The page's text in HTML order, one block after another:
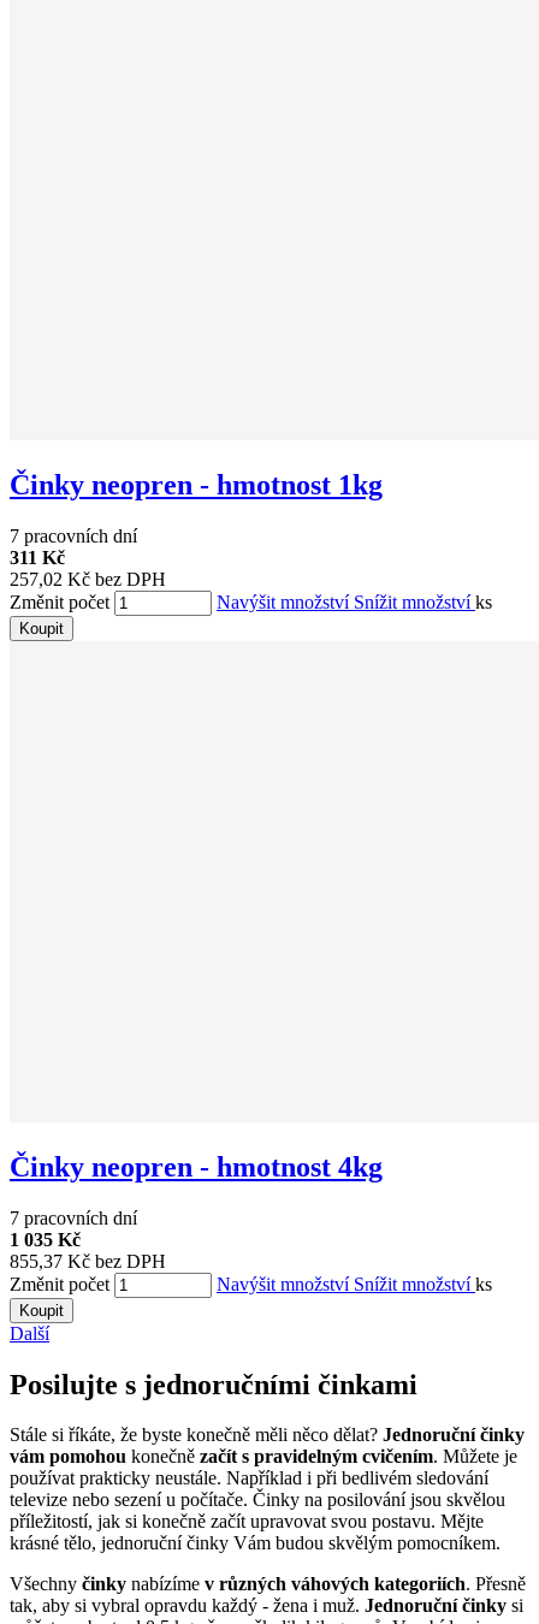
Činky neopren - hmotnost 1kg
7 pracovních dní
311 Kč
257,02 Kč bez DPH
Změnit počet
Navýšit množství Snížit množstvíks
Koupit
Činky neopren - hmotnost 4kg
7 pracovních dní
1 035 Kč
855,37 Kč bez DPH
Změnit počet
Navýšit množství Snížit množstvíks
Koupit
Další
Posilujte s jednoručními činkami
Stále si říkáte, že byste konečně měli něco dělat? Jednoruční činky
vám pomohou konečně začít s pravidelným cvičením. Můžete je
používat prakticky neustále. Například i při bedlivém sledování
televize nebo sezení u počítače. Činky na posilování jsou skvělou
příležitostí, jak si konečně začít upravovat svou postavu. Mějte
krásné tělo, jednoruční činky Vám budou skvělým pomocníkem.
Všechny činky nabízíme v různých váhových kategoriích. Přesně
tak, aby si vybral opravdu každý - žena i muž. Jednoruční činky si